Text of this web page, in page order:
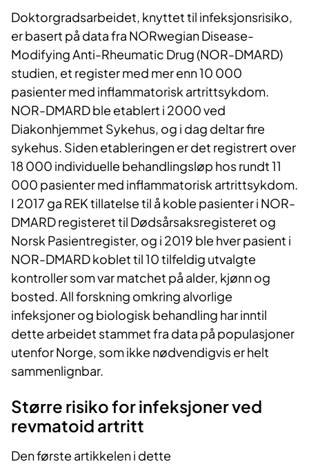
Doktorgradsarbeidet, knyttet til infeksjonsrisiko,
er basert på data fra NORwegian Disease-
Modifying Anti-Rheumatic Drug (NOR-DMARD)
studien, et register med mer enn 10 000
pasienter med inflammatorisk artrittsykdom.
NOR-DMARD ble etablert i 2000 ved
Diakonhjemmet Sykehus, og i dag deltar fire
sykehus. Siden etableringen er det registrert over
18 000 individuelle behandlingsløp hos rundt 11
000 pasienter med inflammatorisk artrittsykdom.
I 2017 ga REK tillatelse til å koble pasienter i NOR-
DMARD registeret til Dødsårsaksregisteret og
Norsk Pasientregister, og i 2019 ble hver pasient i
NOR-DMARD koblet til 10 tilfeldig utvalgte
kontroller som var matchet på alder, kjønn og
bosted. All forskning omkring alvorlige
infeksjoner og biologisk behandling har inntil
dette arbeidet stammet fra data på populasjoner
utenfor Norge, som ikke nødvendigvis er helt
sammenlignbar.
Større risiko for infeksjoner ved
revmatoid artritt
Den første artikkelen i dette